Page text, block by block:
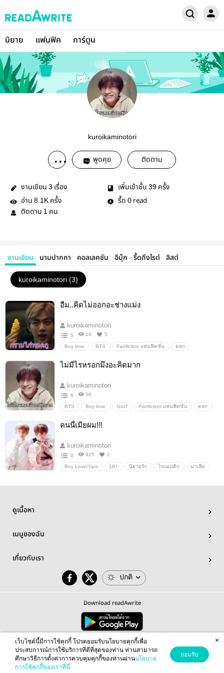
นิยาย แฟนฟิค การ์ตูน
kuroikaminotori
พูดคุย ติดตาม
งานเขียน 3 เรื่อง เพิ่มเข้าชั้น 39 ครั้ง
อ่าน 8.1K ครั้ง รี้ด 0 read
ติดตาม 1 คน
งานเขียน นามปากกา คอลเลคชัน อีบุ๊ก รี้ดถึงไรต์ ลิสต์
kuroikaminotori (3)
อืม..คิดไม่ออกอะช่างแม่ง
kuroikaminotori
5 1K 5
Boy love BTS Fanfiction แฟนฟิคชั่น ตลก
ไม่มีไรหรอกมึงอะคิดมาก
kuroikaminotori
6 5K
BTS Boy love Got7 Fanfiction แฟนฟิคชั่น ตลก
คนนี้เมียผม!!!
kuroikaminotori
0 925 2
Boy Love/Yaoi 18+ นิยายรัก โรแมนติก มาเฟีย
ดูเนื้อหา
เมนูของฉัน
เกี่ยวกับเรา
ปกติ
Download readAwrite
© 2026 readAwrite.com by MEB Corporation Public Company Limited
This site is protected by reCAPTCHA and the Google Privacy Policy Terms of Serviceapply.
เว็บไซต์นี้มีการใช้คุกกี้ โปรดยอมรับนโยบายคุกกี้เพื่อ
ประสบการณ์การใช้บริการที่ดีที่สุดของท่าน ท่านสามารถ
ศึกษาวิธีการตั้งค่าการควบคุมคุกกี้ของท่านผ่านนโยบาย
การใช้คุกกี้ของเราที่นี่
ยอมรับ
×